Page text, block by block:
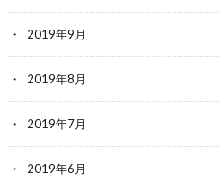
2019年9月
2019年8月
2019年7月
2019年6月